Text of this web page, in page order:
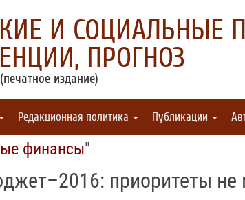
И СОЦИАЛЬНЫЕ
ПРОГНОЗ
(печатное издание)
Редакционная политика Публикации
финансы"
приоритеты не